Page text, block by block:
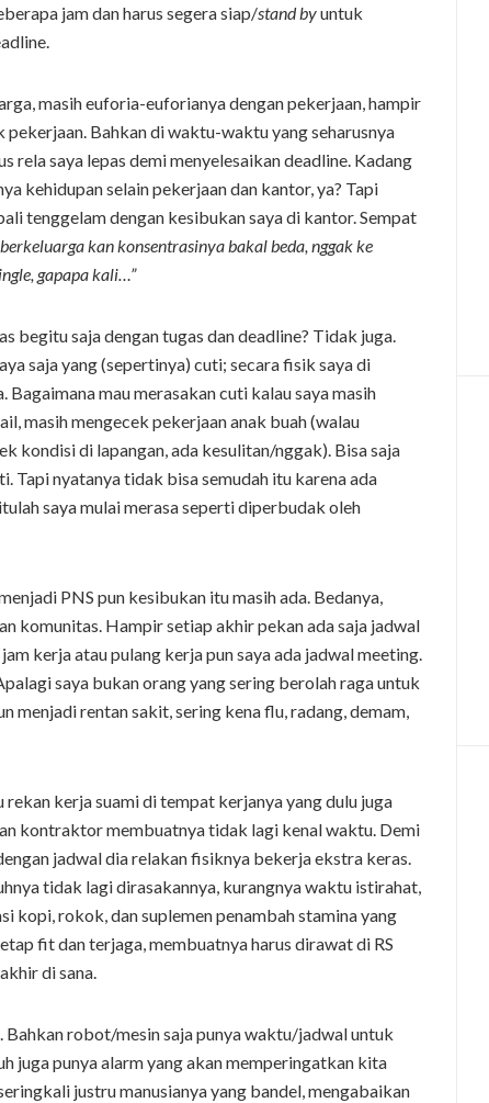
jam dan harus segera siap/stand byuntuk
masih euforia-euforianya dengan pekerjaan, hampir
Bahkan di waktu-waktu yang seharusnya
rela saya lepas demi menyelesaikan deadline. Kadang
kehidupan selain pekerjaan dan kantor, ya? Tapi
tenggelam dengan kesibukan saya di kantor. Sempat
kan konsentrasinya bakal beda, nggak ke
gapapa kali…”
begitu saja dengan tugas dan deadline? Tidak juga.
saja yang (sepertinya) cuti; secara fisik saya di
mau merasakan cuti kalau saya masih
masih mengecek pekerjaan anak buah (walau
kondisi di lapangan, ada kesulitan/nggak). Bisa saja
Tapi nyatanya tidak bisa semudah itu karena ada
saya mulai merasa seperti diperbudak oleh
PNS pun kesibukan itu masih ada. Bedanya,
komunitas. Hampir setiap akhir pekan ada saja jadwal
kerja atau pulang kerja pun saya ada jadwal meeting.
saya bukan orang yang sering berolah raga untuk
menjadi rentan sakit, sering kena flu, radang, demam,
kerja suami di tempat kerjanya yang dulu juga
kontraktor membuatnya tidak lagi kenal waktu. Demi
jadwal dia relakan fisiknya bekerja ekstra keras.
tidak lagi dirasakannya, kurangnya waktu istirahat,
kopi, rokok, dan suplemen penambah stamina yang
fit dan terjaga, membuatnya harus dirawat di RS
di sana.
robot/mesin saja punya waktu/jadwal untuk
juga punya alarm yang akan memperingatkan kita
justru manusianya yang bandel, mengabaikan